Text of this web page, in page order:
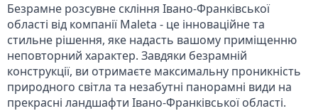
Безрамне розсувне скління Івано-Франківської
області від компанії Maleta - це інноваційне та
стильне рішення, яке надасть вашому приміщенню
неповторний характер. Завдяки безрамній
конструкції, ви отримаєте максимальну проникність
природного світла та незабутні панорамні види на
прекрасні ландшафти Івано-Франківської області.